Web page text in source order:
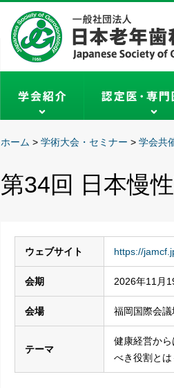
ホーム > 学術大会・セミナー > 学会共
第34回 日本慢
ウェブサイト https://
会期 2026年11月
会場 福岡国際会議
テーマ
健康経営か
べき役割とは